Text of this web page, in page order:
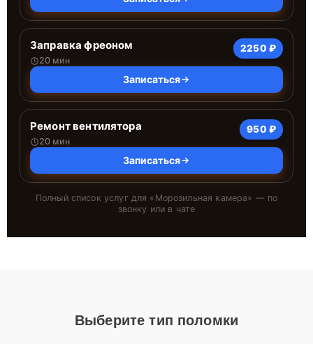
Заправка фреоном
20 мин
2250 ₽
Записаться
Ремонт вентилятора
20 мин
950 ₽
Записаться
Полный список услуг для « Морозильная камера» — по
звонку или в чате
Выберите тип поломки